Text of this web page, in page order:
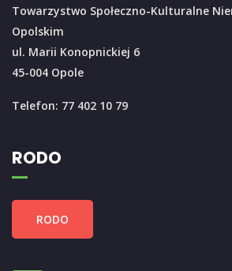
Towarzystwo Społeczno-Kulturalne
Opolskim
ul. Marii Konopnickiej 6
45-004 Opole
Telefon: 77 402 10 79
RODO
RODO